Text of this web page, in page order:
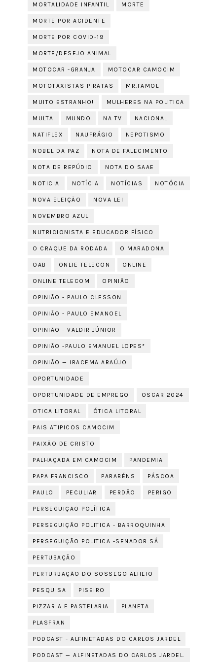
MORTALIDADE INFANTIL MORTE
MORTE POR ACIDENTE
MORTE POR COVID-19
MORTE/DESEJO ANIMAL
MOTOCAR -GRANJA MOTOCAR CAMOCIM
MOTOTAXISTAS PIRATAS MR.FAMOL
MUITO ESTRANHO! MULHERES NA POLITICA
MULTA MUNDO NA TV NACIONAL
NATIFLEX NAUFRÁGIO NEPOTISMO
NOBEL DA PAZ NOTA DE FALECIMENTO
NOTA DE REPÚDIO NOTA DO SAAE
NOTICIA NOTÍCIA NOTÍCIAS NOTÓCIA
NOVA ELEIÇÃO NOVA LEI
NOVEMBRO AZUL
NUTRICIONISTA E EDUCADOR FÍSICO
O CRAQUE DA RODADA O MARADONA
OAB ONLIE TELECON ONLINE
ONLINE TELECOM OPINIÃO
OPINIÃO - PAULO CLESSON
OPINIÃO - PAULO EMANOEL
OPINIÃO - VALDIR JÚNIOR
OPINIÃO -PAULO EMANUEL LOPES*
OPINIÃO — IRACEMA ARAÚJO
OPORTUNIDADE
OPORTUNIDADE DE EMPREGO OSCAR 2024
OTICA LITORAL ÓTICA LITORAL
PAIS ATIPICOS CAMOCIM
PAIXÃO DE CRISTO
PALHAÇADA EM CAMOCIM PANDEMIA
PAPA FRANCISCO PARABÉNS PÁSCOA
PAULO PECULIAR PERDÃO PERIGO
PERSEGUIÇÃO POLÍTICA
PERSEGUIÇÃO POLITICA - BARROQUINHA
PERSEGUIÇÃO POLITICA -SENADOR SÁ
PERTUBAÇÃO
PERTURBAÇÃO DO SOSSEGO ALHEIO
PESQUISA PISEIRO
PIZZARIA E PASTELARIA PLANETA
PLASFRAN
PODCAST - ALFINETADAS DO CARLOS JARDEL
PODCAST — ALFINETADAS DO CARLOS JARDEL.